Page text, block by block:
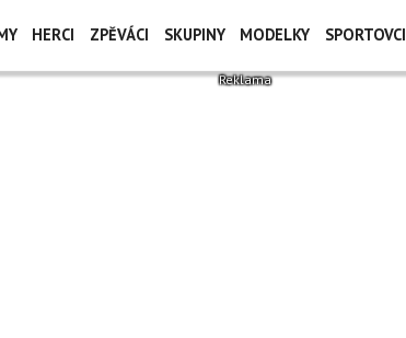
HERCI ZPĚVÁCI SKUPINY MODELKY SPORTOVCI